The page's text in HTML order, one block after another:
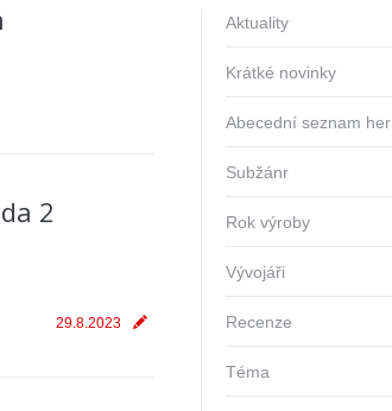
2
29.8.2023
Aktuality
Krátké novinky
Abecední seznam her
Subžánr
Rok výroby
Vývojáři
Recenze
Téma